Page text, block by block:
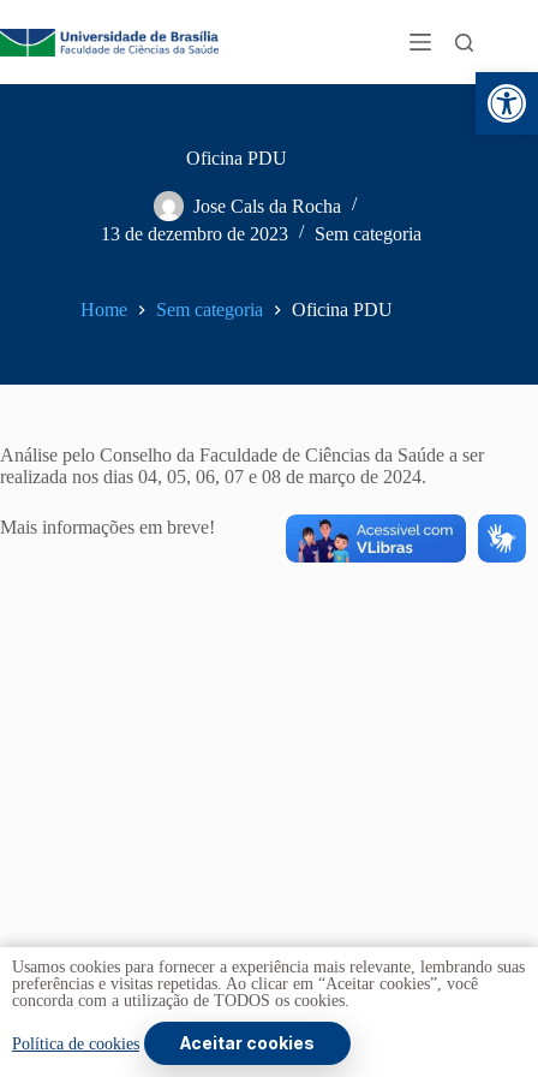
Oficina PDU
Jose Cals da Rocha
13 de dezembro de 2023
Sem categoria
Home Sem categoria Oficina PDU
Análise pelo Conselho da Faculdade de Ciências da Saúde a ser
realizada nos dias 04, 05, 06, 07 e 08 de março de 2024.
Mais informações em breve!
Copyright © 2026 - Universidade de Brasília
. Todos os
Usamos cookies para fornecer a experiência mais relevante, lembrando suas
preferências e visitas repetidas. Ao clicar em “Aceitar cookies”, você
concorda com a utilização de TODOS os cookies.
Política de cookies Aceitar cookies